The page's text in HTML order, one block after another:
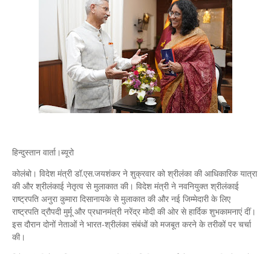
हिन्दुस्तान वार्ता।ब्यूरो
कोलंबो। विदेश मंत्री डॉ.एस.जयशंकर ने शुक्रवार को श्रीलंका की आधिकारिक यात्रा
की और श्रीलंकाई नेतृत्व से मुलाकात की। विदेश मंत्री ने नवनियुक्त श्रीलंकाई
राष्ट्रपति अनुरा कुमारा दिसानायके से मुलाकात की और नई जिम्मेदारी के लिए
राष्ट्रपति द्रौपदी मुर्मू और प्रधानमंत्री नरेंद्र मोदी की ओर से हार्दिक शुभकामनाएं दीं।
इस दौरान दोनों नेताओं ने भारत-श्रीलंका संबंधों को मजबूत करने के तरीकों पर चर्चा
की।